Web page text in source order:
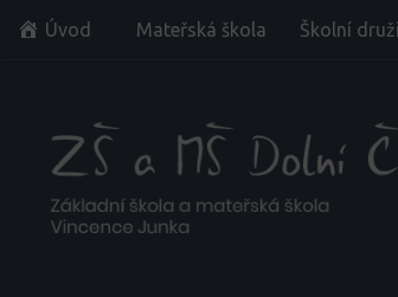
Skip to content
Úvod Mateřská škola Školní